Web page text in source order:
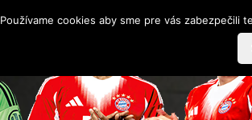
Používame cookies aby sme pre vás zabezpečili